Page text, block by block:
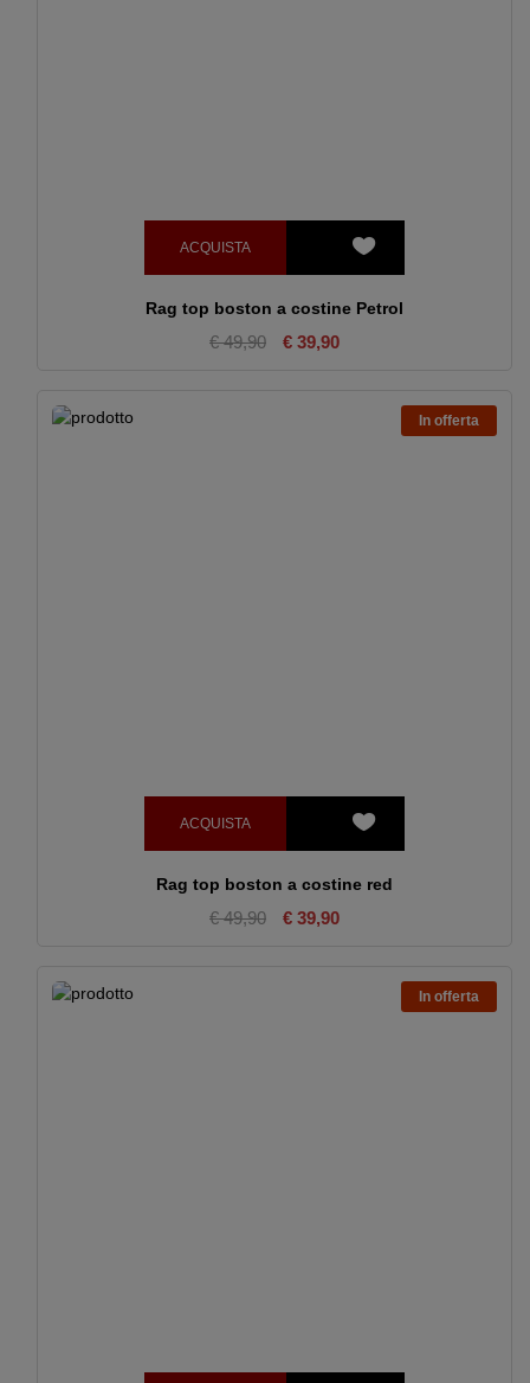
ACQUISTA
Rag top boston a costine Petrol
€ 49,90 € 39,90
In offerta
ACQUISTA
Rag top boston a costine red
€ 49,90 € 39,90
In offerta